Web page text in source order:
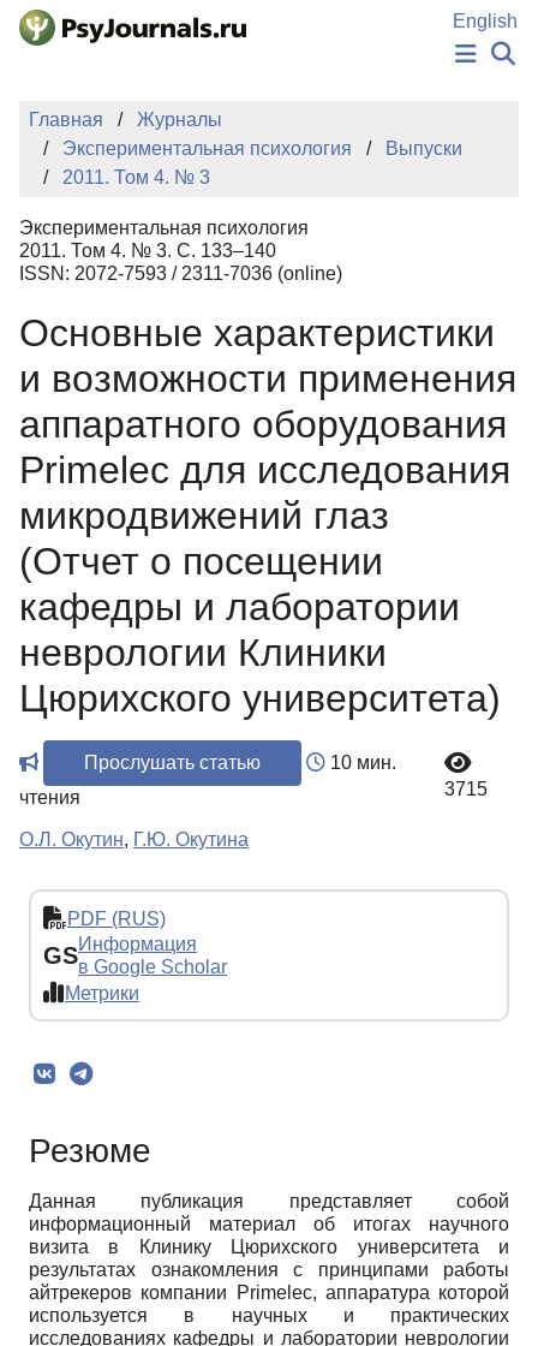
Перейти к основному содержанию
English
НОВОСТИ
КЛЮЧЕВЫЕ СЛОВА
Регистрация
Главная
Журналы
Экспериментальная психология
Выпуски
2011. Том 4. № 3
Экспериментальная психология
2011. Том 4. № 3. С. 133–140
ISSN: 2072-7593 / 2311-7036 (online)
Основные характеристики
и возможности применения
аппаратного оборудования
Primelec для исследования
микродвижений глаз
(Отчет о посещении
кафедры и лаборатории
неврологии Клиники
Цюрихского университета)
Прослушать статью
10 мин.
чтения
3715
О.Л. Окутин, Г.Ю. Окутина
PDF (RUS)
GSИнформация
в Google Scholar
Метрики
Резюме
Данная публикация представляет собой
информационный материал об итогах научного
визита в Клинику Цюрихского университета и
результатах ознакомления с принципами работы
айтрекеров компании Primelec, аппаратура которой
используется в научных и практических
исследованиях кафедры и лаборатории неврологии